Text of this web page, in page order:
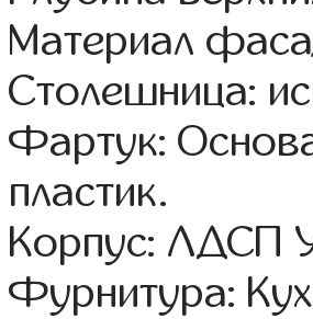
Материал
Столешница:
Фартук:
пластик.
Корпус: ЛДСП
Фурнитура: